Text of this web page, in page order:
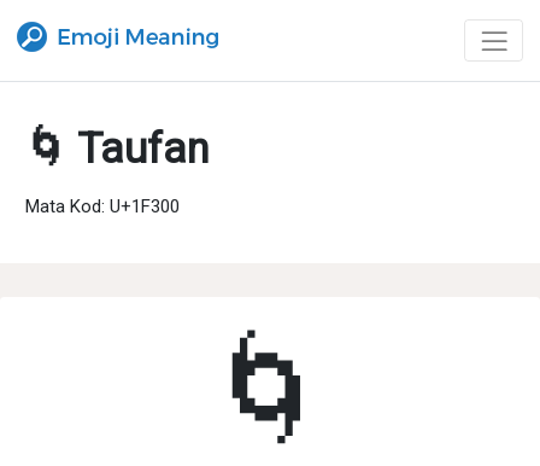
🌀 Taufan
Mata Kod: U+1F300
🌀